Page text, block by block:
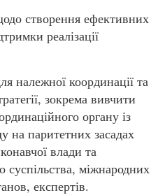
створення ефективних
реалізації
належної координації та
зокрема вивчити
органу із
на паритетних засадах
влади та
суспільства, міжнародних
експертів.